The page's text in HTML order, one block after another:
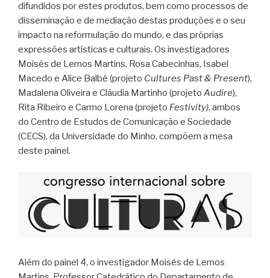
difundidos por estes produtos, bem como processos de
disseminação e de mediação destas produções e o seu
impacto na reformulação do mundo, e das próprias
expressões artísticas e culturais. Os investigadores
Moisés de Lemos Martins, Rosa Cabecinhas, Isabel
Macedo e Alice Balbé (projeto Cultures Past & Present),
Madalena Oliveira e Cláudia Martinho (projeto Audire),
Rita Ribeiro e Carmo Lorena (projeto Festivity), ambos
do Centro de Estudos de Comunicação e Sociedade
(CECS), da Universidade do Minho, compõem a mesa
deste painel.
Além do painel 4, o investigador Moisés de Lemos